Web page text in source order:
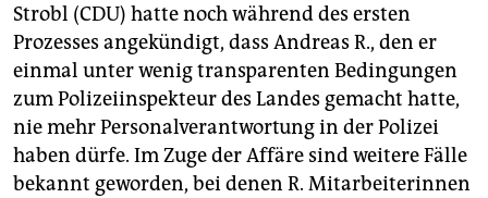
Strobl (CDU) hatte noch während des ersten
Prozesses angekündigt, dass Andreas R., den er
einmal unter wenig transparenten Bedingungen
zum Polizeiinspekteur des Landes gemacht hatte,
nie mehr Personalverantwortung in der Polizei
haben dürfe. Im Zuge der Affäre sind weitere Fälle
bekannt geworden, bei denen R. Mitarbeiterinnen